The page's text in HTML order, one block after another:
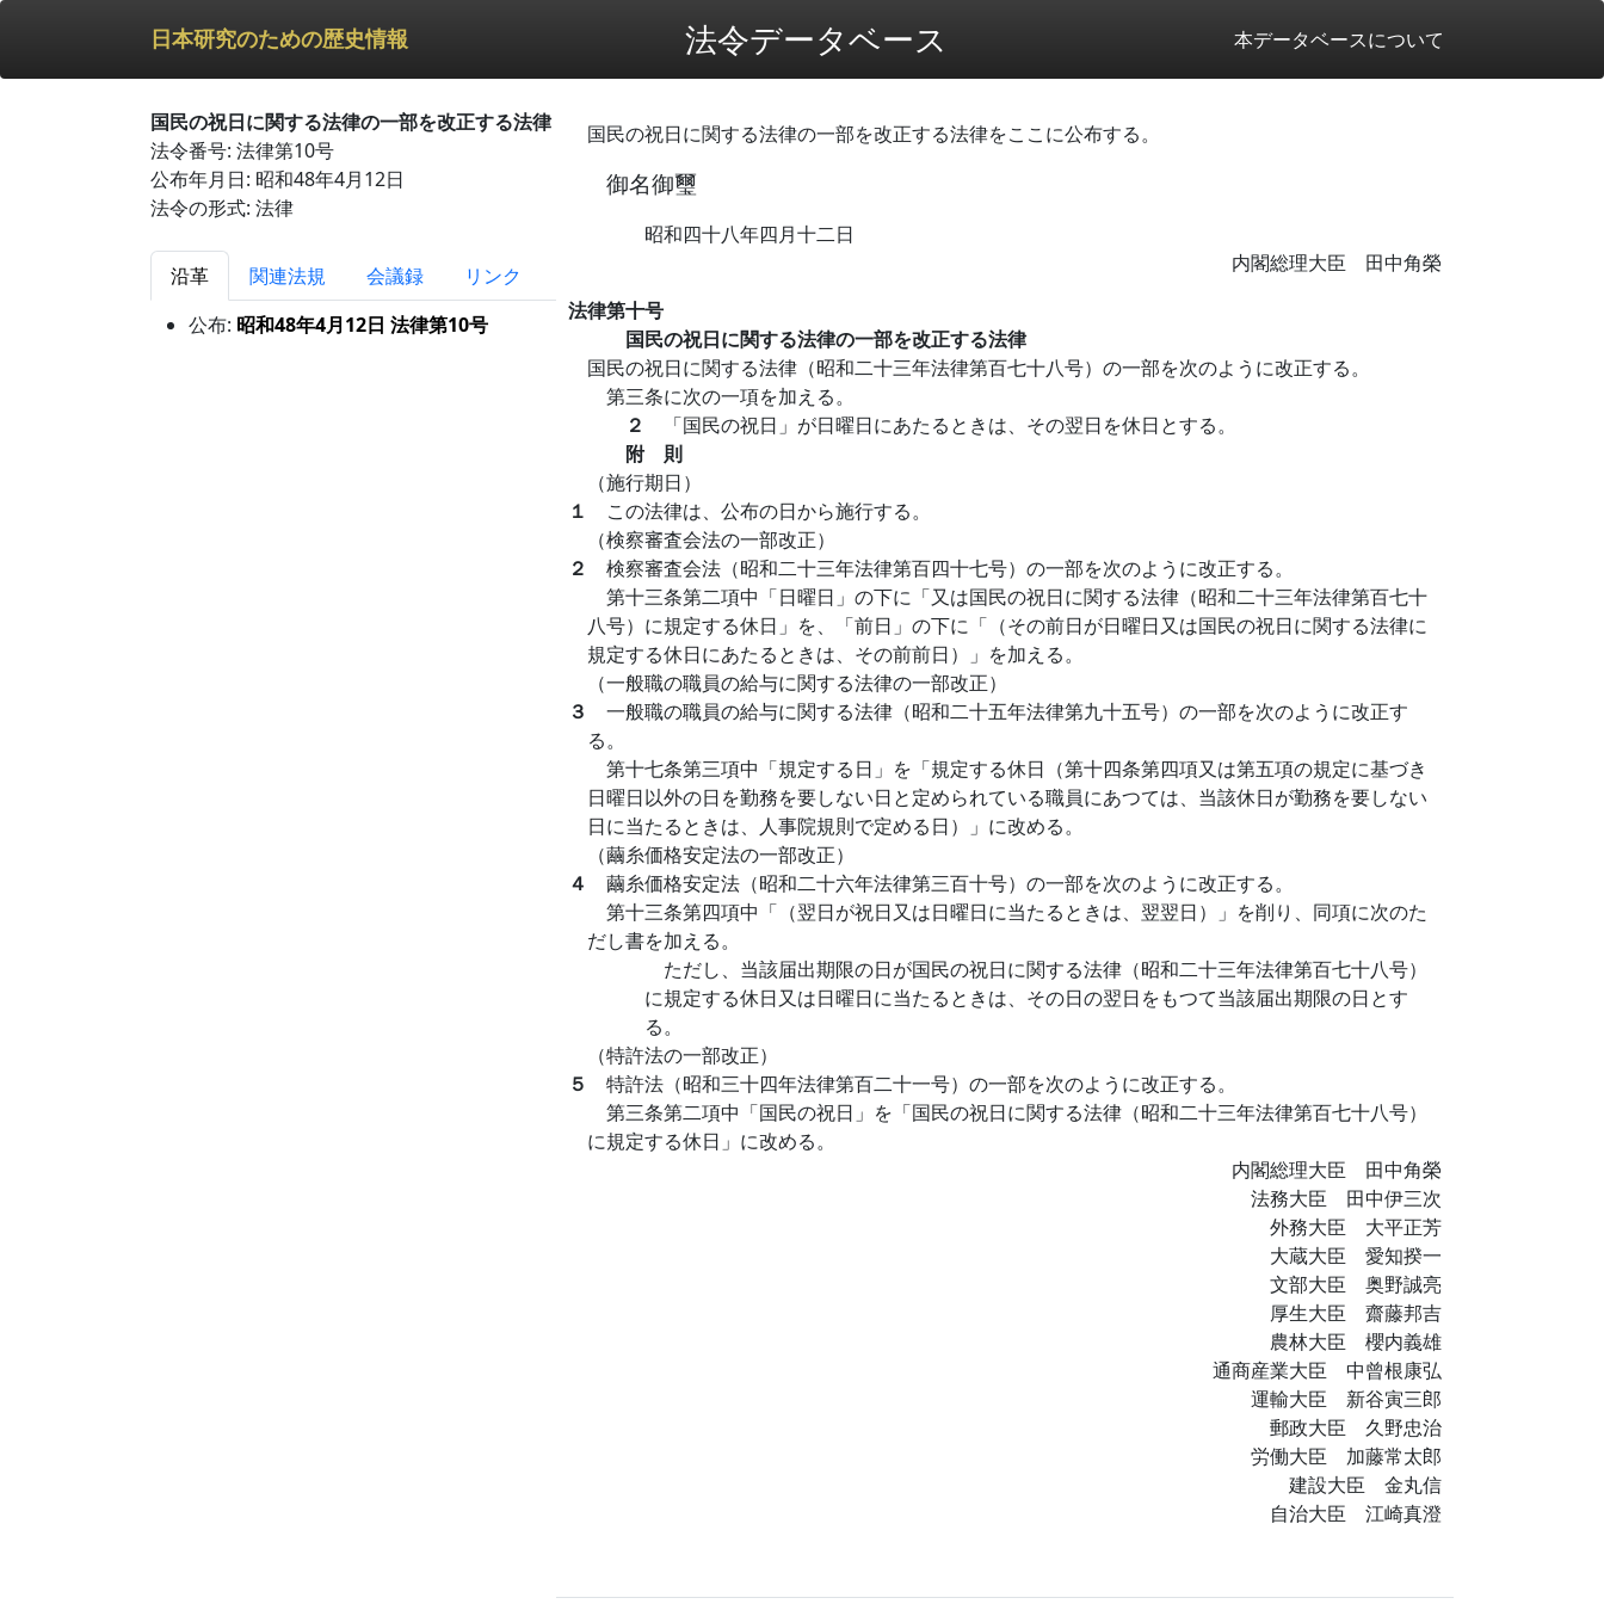
日本研究のための歴史情報 法令データベース 本データベースについて
国民の祝日に関する法律の一部を改正する法律
法令番号: 法律第10号
公布年月日: 昭和48年4月12日
法令の形式: 法律
沿革 関連法規 会議録
リンク
公布: 昭和48年4月12日 法律第10号
国民の祝日に関する法律の一部を改正する法律をここに公布する。
御名御璽
昭和四十八年四月十二日
内閣総理大臣 田中角榮
法律第十号
国民の祝日に関する法律の一部を改正する法律
国民の祝日に関する法律（昭和二十三年法律第百七十八号）の一部を次のように改正する。
第三条に次の一項を加える。
２
「国民の祝日」が日曜日にあたるときは、その翌日を休日とする。
附 則
（施行期日）
１ この法律は、公布の日から施行する。
（検察審査会法の一部改正）
２ 検察審査会法（昭和二十三年法律第百四十七号）の一部を次のように改正する。
第十三条第二項中「日曜日」の下に「又は国民の祝日に関する法律（昭和二十三年法律第百七十
八号）に規定する休日」を、「前日」の下に「（その前日が日曜日又は国民の祝日に関する法律に
規定する休日にあたるときは、その前前日）」を加える。
（一般職の職員の給与に関する法律の一部改正）
３ 一般職の職員の給与に関する法律（昭和二十五年法律第九十五号）の一部を次のように改正す
る。
第十七条第三項中「規定する日」を「規定する休日（第十四条第四項又は第五項の規定に基づき
日曜日以外の日を勤務を要しない日と定められている職員にあつては、当該休日が勤務を要しない
日に当たるときは、人事院規則で定める日）」に改める。
（繭糸価格安定法の一部改正）
４ 繭糸価格安定法（昭和二十六年法律第三百十号）の一部を次のように改正する。
第十三条第四項中「（翌日が祝日又は日曜日に当たるときは、翌翌日）」を削り、同項に次のた
だし書を加える。
ただし、当該届出期限の日が国民の祝日に関する法律（昭和二十三年法律第百七十八号）
に規定する休日又は日曜日に当たるときは、その日の翌日をもつて当該届出期限の日とす
る。
（特許法の一部改正）
５ 特許法（昭和三十四年法律第百二十一号）の一部を次のように改正する。
第三条第二項中「国民の祝日」を「国民の祝日に関する法律（昭和二十三年法律第百七十八号）
に規定する休日」に改める。
内閣総理大臣 田中角榮
法務大臣 田中伊三次
外務大臣 大平正芳
大蔵大臣 愛知揆一
文部大臣 奥野誠亮
厚生大臣 齋藤邦吉
農林大臣 櫻内義雄
通商産業大臣 中曾根康弘
運輸大臣 新谷寅三郎
郵政大臣 久野忠治
労働大臣 加藤常太郎
建設大臣 金丸信
自治大臣 江崎真澄